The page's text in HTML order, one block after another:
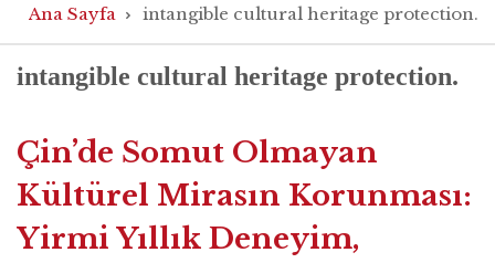
Sayfa
yolu
Ana Sayfa intangible cultural heritage protection.
intangible cultural heritage protection.
Çin’de Somut Olmayan
Kültürel Mirasın Korunması:
Yirmi Yıllık Deneyim,